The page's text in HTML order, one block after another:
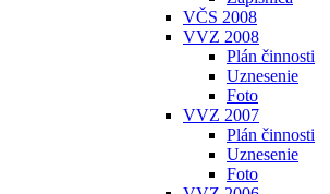
VČS 2008
VVZ 2008
Plán činnosti
Uznesenie
Foto
VVZ 2007
Plán činnosti
Uznesenie
Foto